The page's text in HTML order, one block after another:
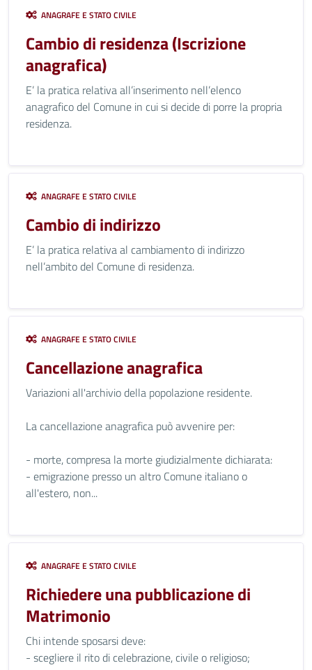
ANAGRAFE E STATO CIVILE
Cambio di residenza (Iscrizione
anagrafica)
E’ la pratica relativa all’inserimento nell’elenco
anagrafico del Comune in cui si decide di porre la propria
residenza.
ANAGRAFE E STATO CIVILE
Cambio di indirizzo
E’ la pratica relativa al cambiamento di indirizzo
nell’ambito del Comune di residenza.
ANAGRAFE E STATO CIVILE
Cancellazione anagrafica
Variazioni all'archivio della popolazione residente.
La cancellazione anagrafica può avvenire per:
- morte, compresa la morte giudizialmente dichiarata:
- emigrazione presso un altro Comune italiano o
all'estero, non...
ANAGRAFE E STATO CIVILE
Richiedere una pubblicazione di
Matrimonio
Chi intende sposarsi deve:
- scegliere il rito di celebrazione, civile o religioso;